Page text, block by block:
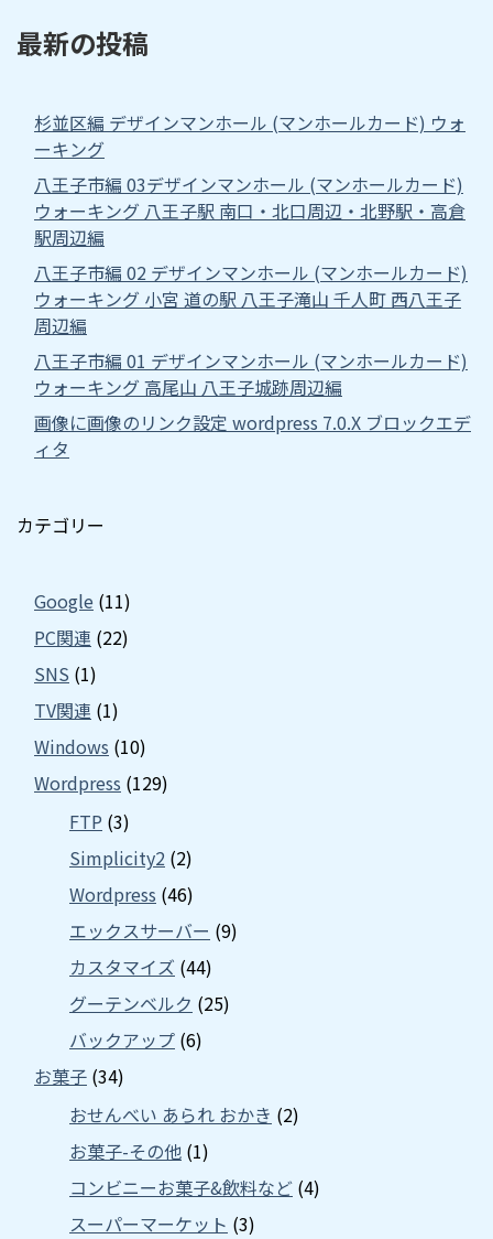
最新の投稿
杉並区編 デザインマンホール (マンホールカード) ウォ
ーキング
八王子市編 03デザインマンホール (マンホールカード)
ウォーキング 八王子駅 南口・北口周辺・北野駅・高倉
駅周辺編
八王子市編 02 デザインマンホール (マンホールカード)
ウォーキング 小宮 道の駅 八王子滝山 千人町 西八王子
周辺編
八王子市編 01 デザインマンホール (マンホールカード)
ウォーキング 高尾山 八王子城跡周辺編
画像に画像のリンク設定 wordpress 7.0.X ブロックエデ
ィタ
カテゴリー
Google (11)
PC関連 (22)
SNS (1)
TV関連 (1)
Windows (10)
Wordpress (129)
FTP (3)
Simplicity2 (2)
Wordpress (46)
エックスサーバー (9)
カスタマイズ (44)
グーテンベルク (25)
バックアップ (6)
お菓子 (34)
おせんべい あられ おかき (2)
お菓子-その他 (1)
コンビニーお菓子&飲料など (4)
スーパーマーケット (3)